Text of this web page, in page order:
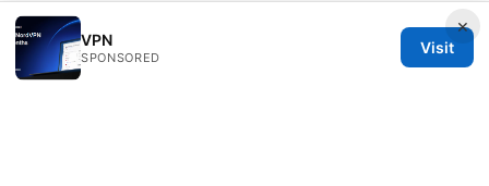
×
VPN
SPONSORED
Visit